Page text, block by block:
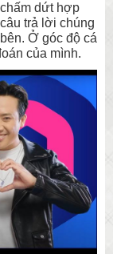
dứt hợp
trả lời chúng
Ở góc độ cá
của mình.